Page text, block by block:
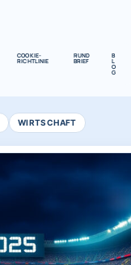
COOKIE-
RICHTLINIE
RUND
BRIEF
B
L
O
G
WIRTSCHAFT